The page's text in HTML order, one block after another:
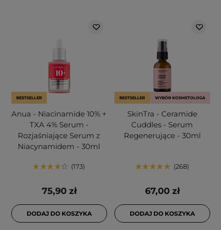
BESTSELLER
Anua - Niacinamide 10% +
TXA 4% Serum -
Rozjaśniające Serum z
Niacynamidem - 30ml
173
75,90 zł
DODAJ DO KOSZYKA
BESTSELLER WYBÓR KOSMETOLOGA
SkinTra - Ceramide
Cuddles - Serum
Regenerujące - 30ml
268
67,00 zł
DODAJ DO KOSZYKA